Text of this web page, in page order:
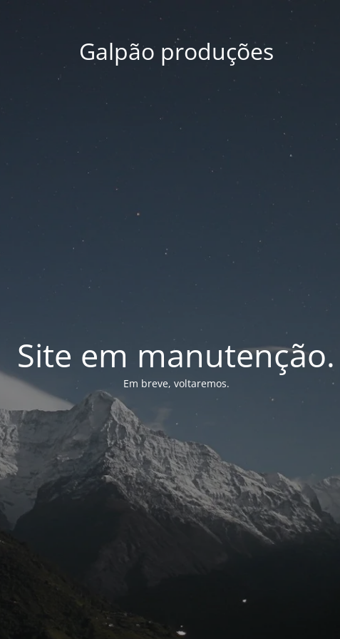
Galpão produções
Site em manutenção.
Em breve, voltaremos.